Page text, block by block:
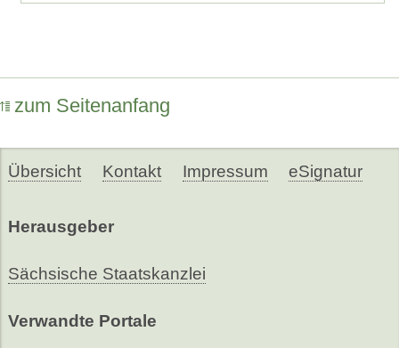
zum Seitenanfang
Übersicht Kontakt Impressum eSignatur
Herausgeber
Sächsische Staatskanzlei
Verwandte Portale